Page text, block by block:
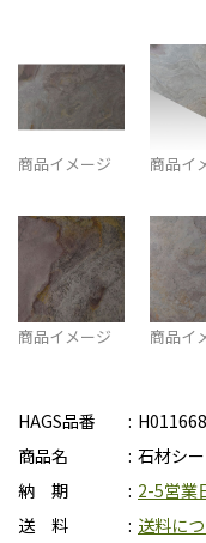
商品イメージ 商品イ
商品イメージ 商品イ
HAGS品番
商品名
石材シ
納 期
2-5営業
送 料
送料に